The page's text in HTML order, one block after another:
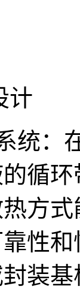
计
统：
循
方
性
装